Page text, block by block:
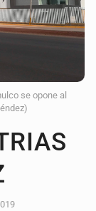
se opone al